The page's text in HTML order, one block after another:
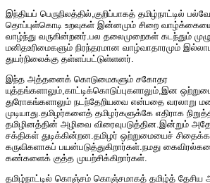
இந்தியப் பெருநிலத்தில்,குறிப்பாகத் தமிழ்நாட்டில்
தொப்புள்கொடி உறவுகள் இன்னமும் சிறை
வாழ்ந்து வருகின்றனர்.பல தலைமுறைகள் கடந்தும்
மனிதஉரிமைகளும் நிரந்தரமான வாழ்வாதாரமும்
துயர்நிலைக்கு தள்ளப்பட்டுள்ளனர்.
இந்த அத்தனைக் கொடுமைகளும் சகோதர
யுத்தங்களாலும்,காட்டிக்கொடுப்புகளாலும்,இன
துரோகங்களாலும் நடந்தேறியவை என்பதை வரலாறு
முடியாது.தமிழர்களைத் தமிழர்களுக்கே எதிராக
தமிழினத்தின் அழிவை விரைவுபடுத்தின.இன்றும்
சக்திகள் துடிக்கின்றன.தமிழர் ஒற்றுமையைச்
கருவிகளாகப் பயன்படுத்துகிறார்கள்.நமது
கண்களைக் குத்த முயற்சிக்கிறார்கள்.
தமிழ்நாட்டில் கொஞ்சம் கொஞ்சமாகத் தமிழ்த் தேசிய